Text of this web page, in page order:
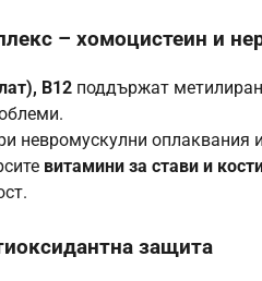
– хомоцистеин и
B12 поддържат
невромускулни оплаквания
витамини за стави и
защита